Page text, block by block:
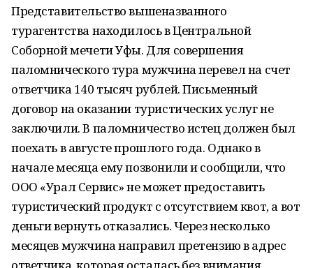
Представительство вышеназванного
турагентства находилось в Центральной
Соборной мечети Уфы. Для совершения
паломнического тура мужчина перевел на счет
ответчика 140 тысяч рублей. Письменный
договор на оказании туристических услуг не
заключили. В паломничество истец должен был
поехать в августе прошлого года. Однако в
начале месяца ему позвонили и сообщили, что
ООО «Урал Сервис» не может предоставить
туристический продукт с отсутствием квот, а вот
деньги вернуть отказались. Через несколько
месяцев мужчина направил претензию в адрес